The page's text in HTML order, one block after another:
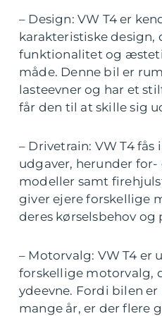
– Design: VW T4 er
karakteristiske design,
funktionalitet og
måde. Denne bil er
lasteevner og har et
får den til at skille sig
– Drivetrain: VW T4
udgaver, herunder
modeller samt
giver ejere forskellige
deres kørselsbehov
– Motorvalg: VW T4 er
forskellige motorvalg,
ydeevne. Fordi bilen
mange år, er der flere